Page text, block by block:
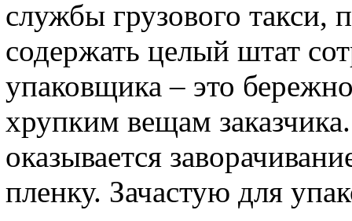
службы грузового такси,
содержать целый штат
упаковщика – это
хрупким вещам
оказывается
пленку. Зачастую для